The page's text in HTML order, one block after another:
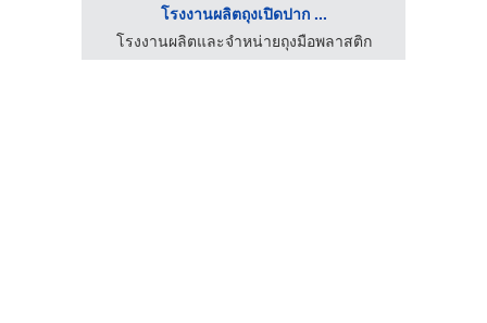
โรงงานผลิตถุงเปิดปาก ...
โรงงานผลิตและจำหน่ายถุงมือพลาสติก